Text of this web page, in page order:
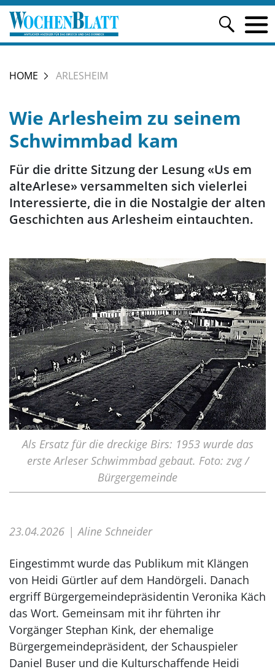
HOME ARLESHEIM
Wie Arlesheim zu seinem
Schwimmbad kam
Für die dritte Sitzung der Lesung «Us em
alteArlese» versammelten sich vielerlei
Interessierte, die in die Nostalgie der alten
Geschichten aus Arlesheim eintauchten.
Als Ersatz für die dreckige Birs: 1953 wurde das
erste Arleser Schwimmbad gebaut. Foto: zvg /
Bürgergemeinde
23.04.2026 Aline Schneider
Eingestimmt wurde das Publikum mit Klängen
von Heidi Gürtler auf dem Handörgeli. Danach
ergriff Bürgergemeindepräsidentin Veronika Käch
das Wort. Gemeinsam mit ihr führten ihr
Vorgänger Stephan Kink, der ehemalige
Bürgergemeindepräsident, der Schauspieler
Daniel Buser und die Kulturschaffende Heidi